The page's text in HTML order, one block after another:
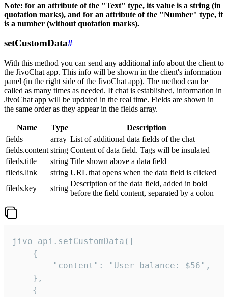
Note: for an attribute of the "Text" type, its value is a string (in
quotation marks), and for an attribute of the "Number" type, it
is a number (without quotation marks).
setCustomData#
With this method you can send any additional info about the client to
the JivoChat app. This info will be shown in the client's information
panel (in the right side of the JivoChat app). The method can be
called as many times as needed. If chat is established, information in
JivoChat app will be updated in the real time. Fields are shown in
the same order as they appear in the fields array.
Name Type
Description
fields
array List of additional data fields of the chat
fields.content string Content of data field. Tags will be insulated
fileds.title
string Title shown above a data field
fileds.link
string URL that opens when the data field is clicked
fileds.key
string
Description of the data field, added in bold
before the field content, separated by a colon
jivo_api.setCustomData([
    {
        "content": "User balance: $56",
    },
    {